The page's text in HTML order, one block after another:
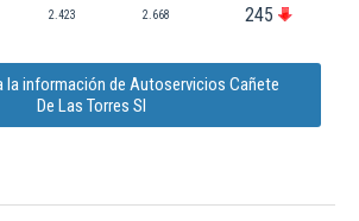
2.423 2.668 245
la información de Autoservicios Cañete
De Las Torres Sl